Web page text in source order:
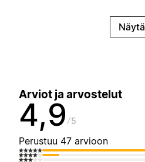
Näytä
Arviot ja arvostelut
4,9 5
Perustuu 47 arvioon